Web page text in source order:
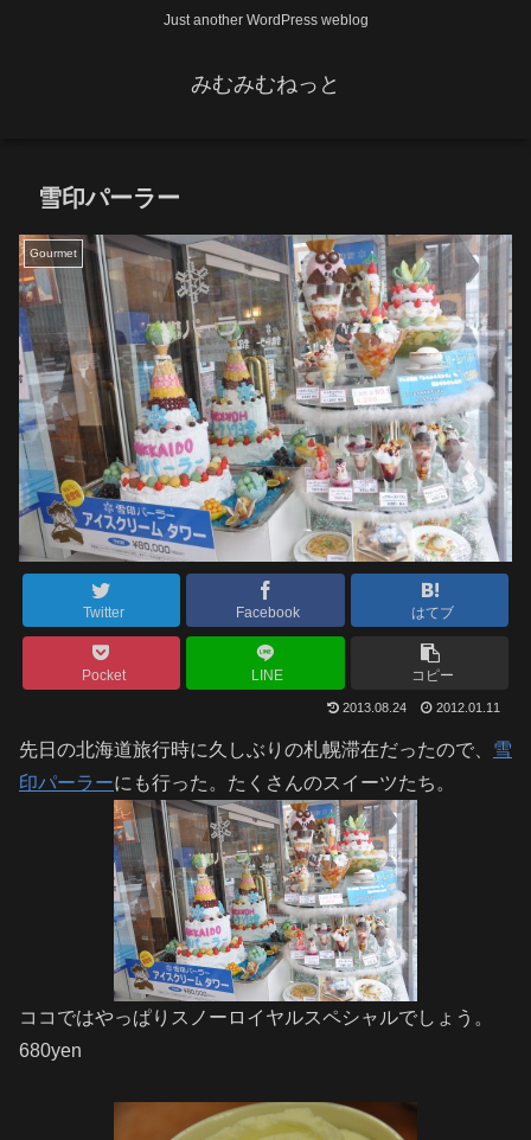
Just another WordPress weblog
みむみむねっと
雪印パーラー
Gourmet
Twitter Facebook はてブ
Pocket LINE コピー
2013.08.24 2012.01.11
先日の北海道旅行時に久しぶりの札幌滞在だったので、 雪
印パーラーにも行った。たくさんのスイーツたち。
ココではやっぱりスノーロイヤルスペシャルでしょう。
680yen